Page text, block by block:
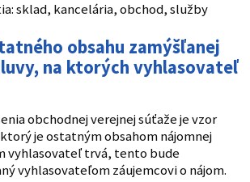
sklad, kancelária, obchod, služby
obsahu zamýšľanej
na ktorých vyhlasovateľ
obchodnej verejnej súťaže je vzor
je ostatným obsahom nájomnej
vyhlasovateľ trvá, tento bude
vyhlasovateľom záujemcovi o nájom.